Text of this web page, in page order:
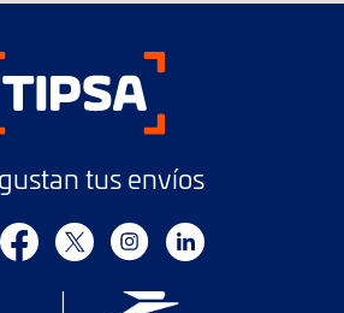
tus envíos